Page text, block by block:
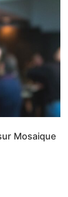
Mosaique